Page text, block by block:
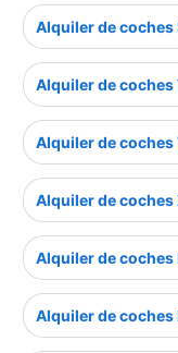
Alquiler de coches
Alquiler de coches
Alquiler de coches
Alquiler de coches
Alquiler de coches
Alquiler de coches